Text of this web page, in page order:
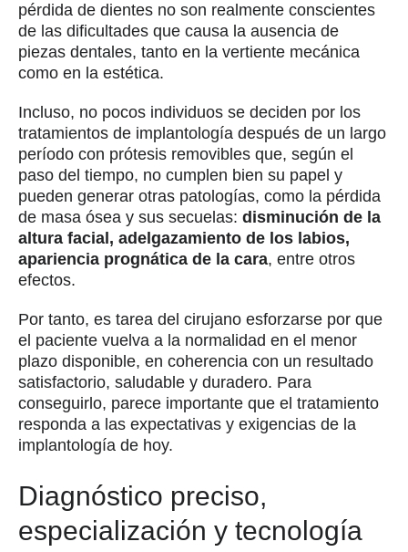
pérdida de dientes no son realmente conscientes
de las dificultades que causa la ausencia de
piezas dentales, tanto en la vertiente mecánica
como en la estética.
Incluso, no pocos individuos se deciden por los
tratamientos de implantología después de un largo
período con prótesis removibles que, según el
paso del tiempo, no cumplen bien su papel y
pueden generar otras patologías, como la pérdida
de masa ósea y sus secuelas: disminución de la
altura facial, adelgazamiento de los labios,
apariencia prognática de la cara, entre otros
efectos.
Por tanto, es tarea del cirujano esforzarse por que
el paciente vuelva a la normalidad en el menor
plazo disponible, en coherencia con un resultado
satisfactorio, saludable y duradero. Para
conseguirlo, parece importante que el tratamiento
responda a las expectativas y exigencias de la
implantología de hoy.
Diagnóstico preciso,
especialización y tecnología